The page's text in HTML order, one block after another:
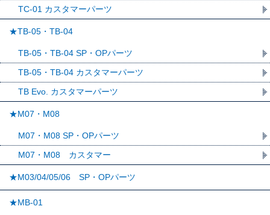
TC-01 カスタマーパーツ
★TB-05・TB-04
TB-05・TB-04 SP・OPパーツ
TB-05・TB-04 カスタマーパーツ
TB Evo. カスタマーパーツ
★M07・M08
M07・M08 SP・OPパーツ
M07・M08 カスタマー
★M03/04/05/06 SP・OPパーツ
★MB-01